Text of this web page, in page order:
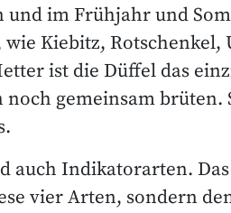
und im Frühjahr und
Kiebitz, Rotschenkel,
ist die Düffel das
gemeinsam brüten.
auch Indikatorarten.
vier Arten, sondern